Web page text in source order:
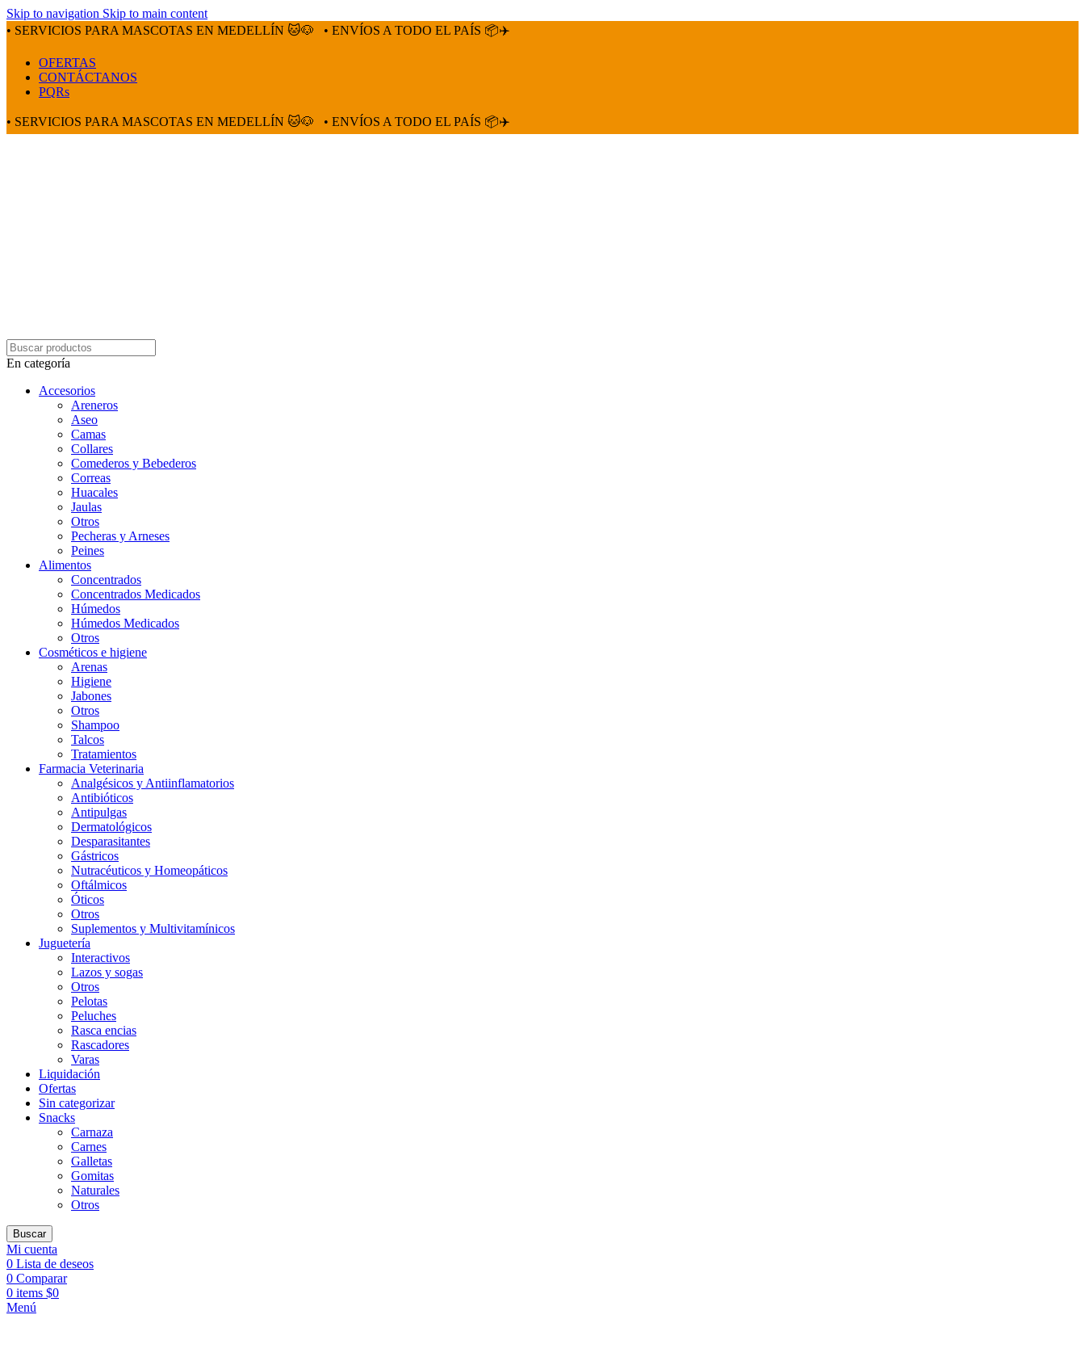
Skip to navigation Skip to main content
• SERVICIOS PARA MASCOTAS EN MEDELLÍN 🐱🐶
• ENVÍOS A TODO EL PAÍS 📦✈️
OFERTAS
CONTÁCTANOS
PQRs
• SERVICIOS PARA MASCOTAS EN MEDELLÍN 🐱🐶 • ENVÍOS A TODO EL PAÍS 📦✈️
En categoría
Accesorios
Areneros
Aseo
Camas
Collares
Comederos y Bebederos
Correas
Huacales
Jaulas
Otros
Pecheras y Arneses
Peines
Alimentos
Concentrados
Concentrados Medicados
Húmedos
Húmedos Medicados
Otros
Cosméticos e higiene
Arenas
Higiene
Jabones
Otros
Shampoo
Talcos
Tratamientos
Farmacia Veterinaria
Analgésicos y Antiinflamatorios
Antibióticos
Antipulgas
Dermatológicos
Desparasitantes
Gástricos
Nutracéuticos y Homeopáticos
Oftálmicos
Óticos
Otros
Suplementos y Multivitamínicos
Juguetería
Interactivos
Lazos y sogas
Otros
Pelotas
Peluches
Rasca encias
Rascadores
Varas
Liquidación
Ofertas
Sin categorizar
Snacks
Carnaza
Carnes
Galletas
Gomitas
Naturales
Otros
Buscar
Mi cuenta
0 Lista de deseos
0 Comparar
0 items $0
Menú